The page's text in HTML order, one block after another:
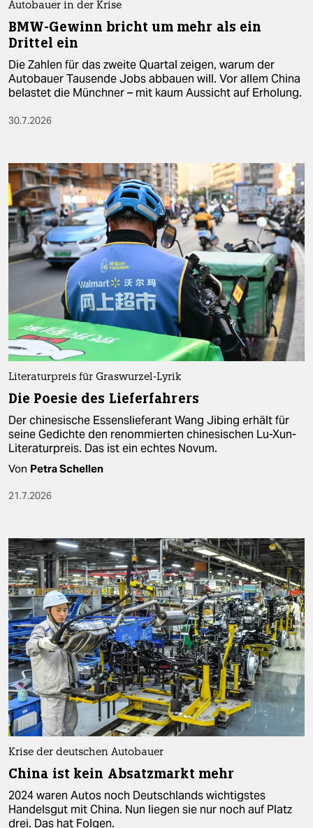
Autobauer in der Krise
BMW-Gewinn bricht um mehr als ein
Drittel ein
Die Zahlen für das zweite Quartal zeigen, warum der
Autobauer Tausende Jobs abbauen will. Vor allem China
belastet die Münchner – mit kaum Aussicht auf Erholung.
30.7.2026
Literaturpreis für Graswurzel-Lyrik
Die Poesie des Lieferfahrers
Der chinesische Essenslieferant Wang Jibing erhält für
seine Gedichte den renommierten chinesischen Lu-Xun-
Literaturpreis. Das ist ein echtes Novum.
Von Petra Schellen
21.7.2026
Krise der deutschen Autobauer
China ist kein Absatzmarkt mehr
2024 waren Autos noch Deutschlands wichtigstes
Handelsgut mit China. Nun liegen sie nur noch auf Platz
drei. Das hat Folgen.